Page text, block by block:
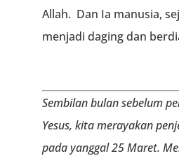
Allah. Dan Ia manusia,
menjadi daging dan
Sembilan bulan sebelum
Yesus, kita merayakan
pada yanggal 25 Maret.